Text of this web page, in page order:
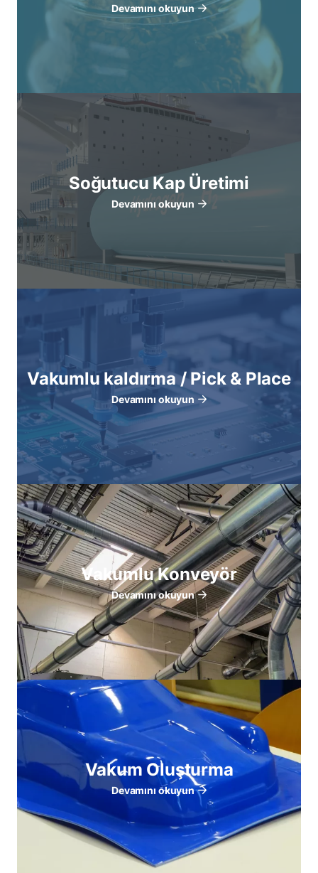
Devamını okuyun
Soğutucu Kap Üretimi
Devamını okuyun
Vakumlu kaldırma / Pick & Place
Devamını okuyun
Vakumlu Konveyör
Devamını okuyun
Vakum Oluşturma
Devamını okuyun